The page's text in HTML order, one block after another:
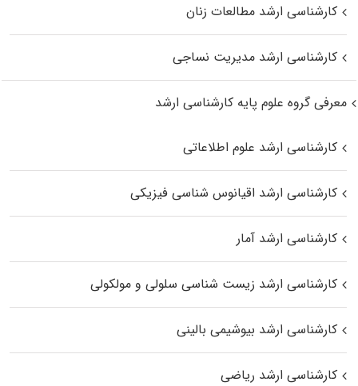
کارشناسی ارشد مطالعات زنان
کارشناسی ارشد مدیریت نساجی
معرفی گروه علوم پایه کارشناسی ارشد
کارشناسی ارشد علوم اطلاعاتی
کارشناسی ارشد اقیانوس‌ شناسی فیزیکی
کارشناسی ارشد آمار
کارشناسی ارشد زیست شناسی سلولی و مولکولی
کارشناسی ارشد بیوشیمی بالینی
کارشناسی ارشد ریاضی